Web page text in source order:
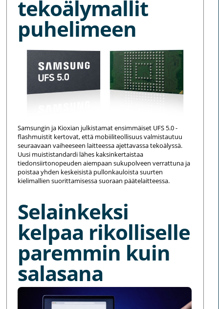
tekoälymallit
puhelimeen
Samsungin ja Kioxian julkistamat ensimmäiset UFS 5.0 -
flashmuistit kertovat, että mobiiliteollisuus valmistautuu
seuraavaan vaiheeseen laitteessa ajettavassa tekoälyssä.
Uusi muististandardi lähes kaksinkertaistaa
tiedonsiirtonopeuden aiempaan sukupolveen verrattuna ja
poistaa yhden keskeisistä pullonkauloista suurten
kielimallien suorittamisessa suoraan päätelaitteessa.
Selainkeksi
kelpaa rikolliselle
paremmin kuin
salasana